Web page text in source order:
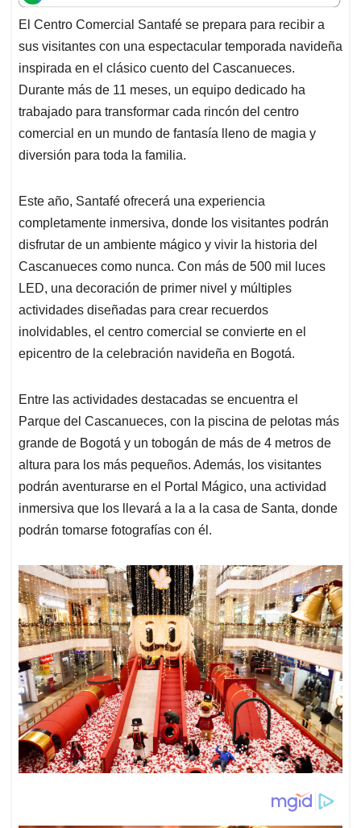
t
s
A
p
p
e
b
o
o
k
k
e
d
I
n
i
l
e
a
d
s
El Centro Comercial Santafé se prepara para recibir a
sus visitantes con una espectacular temporada navideña
inspirada en el clásico cuento del Cascanueces.
Durante más de 11 meses, un equipo dedicado ha
trabajado para transformar cada rincón del centro
comercial en un mundo de fantasía lleno de magia y
diversión para toda la familia.
Este año, Santafé ofrecerá una experiencia
completamente inmersiva, donde los visitantes podrán
disfrutar de un ambiente mágico y vivir la historia del
Cascanueces como nunca. Con más de 500 mil luces
LED, una decoración de primer nivel y múltiples
actividades diseñadas para crear recuerdos
inolvidables, el centro comercial se convierte en el
epicentro de la celebración navideña en Bogotá.
Entre las actividades destacadas se encuentra el
Parque del Cascanueces, con la piscina de pelotas más
grande de Bogotá y un tobogán de más de 4 metros de
altura para los más pequeños. Además, los visitantes
podrán aventurarse en el Portal Mágico, una actividad
inmersiva que los llevará a la a la casa de Santa, donde
podrán tomarse fotografías con él.